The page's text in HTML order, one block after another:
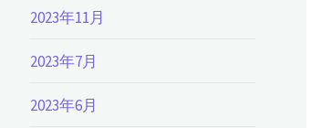
2023年11月
2023年7月
2023年6月